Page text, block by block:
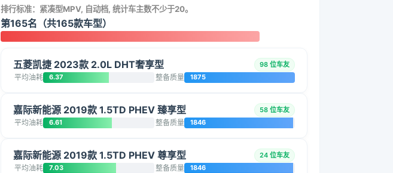
排行标准：紧凑型MPV, 自动档, 统计车主数不少于20。
第165名（共165款车型）
五菱凯捷 2023款 2.0L DHT奢享型 98 位车友
平均油耗 6.37 整备质量 1875
嘉际新能源 2019款 1.5TD PHEV 臻享型 58 位车友
平均油耗 6.61 整备质量 1846
嘉际新能源 2019款 1.5TD PHEV 尊享型 24 位车友
平均油耗 7.03 整备质量 1846